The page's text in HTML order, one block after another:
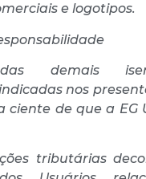
e logotipos.
demais
nos
ciente de que a EG
tributárias